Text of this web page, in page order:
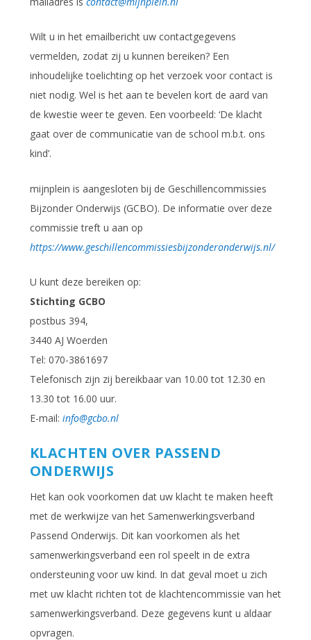
Wilt u in het emailbericht uw contactgegevens
vermelden, zodat zij u kunnen bereiken? Een
inhoudelijke toelichting op het verzoek voor contact is
niet nodig. Wel is het aan te bevelen kort de aard van
de kwestie weer te geven. Een voorbeeld: ‘De klacht
gaat over de communicatie van de school m.b.t. ons
kind’.
mijnplein is aangesloten bij de Geschillencommissies
Bijzonder Onderwijs (GCBO). De informatie over deze
commissie treft u aan op
https://www.geschillencommissiesbijzonderonderwijs.nl/
U kunt deze bereiken op:
Stichting GCBO
postbus 394,
3440 AJ Woerden
Tel: 070-3861697
Telefonisch zijn zij bereikbaar van 10.00 tot 12.30 en
13.30 tot 16.00 uur.
E-mail: info@gcbo.nl
KLACHTEN OVER PASSEND
ONDERWIJS
Het kan ook voorkomen dat uw klacht te maken heeft
met de werkwijze van het Samenwerkingsverband
Passend Onderwijs. Dit kan voorkomen als het
samenwerkingsverband een rol speelt in de extra
ondersteuning voor uw kind. In dat geval moet u zich
met uw klacht richten tot de klachtencommissie van het
samenwerkingsverband. Deze gegevens kunt u aldaar
opvragen.